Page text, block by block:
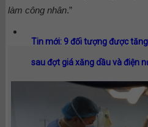
làm công nhân.”
Tin mới: 9 đối tượng được
sau đợt giá xăng dầu và điện